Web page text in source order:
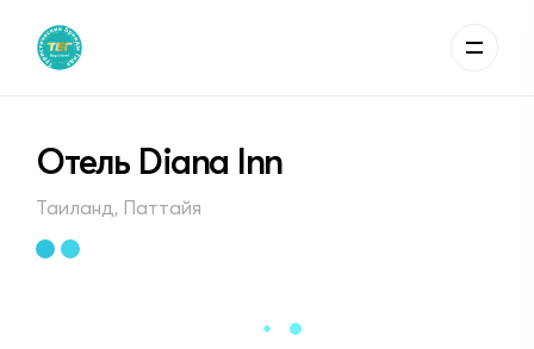
Отель Diana Inn
Таиланд, Паттайя